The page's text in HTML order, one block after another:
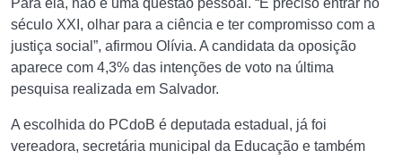
Para ela, não é uma questão pessoal. “É preciso entrar no
século XXI, olhar para a ciência e ter compromisso com a
justiça social”, afirmou Olívia. A candidata da oposição
aparece com 4,3% das intenções de voto na última
pesquisa realizada em Salvador.
A escolhida do PCdoB é deputada estadual, já foi
vereadora, secretária municipal da Educação e também